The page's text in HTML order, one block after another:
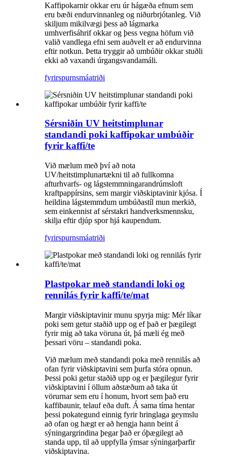
Kaffipokarnir okkar eru úr hágæða efnum sem
eru bæði endurvinnanleg og niðurbrjótanleg. Við
skiljum mikilvægi þess að lágmarka
umhverfisáhrif okkar og þess vegna höfum við
valið vandlega efni sem auðvelt er að endurvinna
eftir notkun. Þetta tryggir að umbúðir okkar stuðli
ekki að vaxandi úrgangsvandamáli.
fyrirspurnsmáatriði
Sérsniðin UV heitstimplunar
standandi poki kaffipokar umbúðir
fyrir kaffi/te
Við mælum með því að nota
UV/heitstimplunartækni til að fullkomna
afturhvarfs- og lágstemmningarandrúmsloft
kraftpappírsins, sem margir viðskiptavinir kjósa. Í
heildina lágstemmdum umbúðastíl mun merkið,
sem einkennist af sérstakri handverksmennsku,
skilja eftir djúp spor hjá kaupendum.
fyrirspurnsmáatriði
Plastpokar með standandi loki og
rennilás fyrir kaffi/te/mat
Margir viðskiptavinir munu spyrja mig: Mér líkar
poki sem getur staðið upp og ef það er þægilegt
fyrir mig að taka vöruna út, þá mæli ég með
þessari vöru – standandi poka.
Við mælum með standandi poka með rennilás að
ofan fyrir viðskiptavini sem þurfa stóra opnun.
Þessi poki getur staðið upp og er þægilegur fyrir
viðskiptavini í öllum aðstæðum að taka út
vörurnar sem eru í honum, hvort sem það eru
kaffibaunir, telauf eða duft. Á sama tíma hentar
þessi pokategund einnig fyrir hringlaga geymslu
að ofan og hægt er að hengja hann beint á
sýningargrindina þegar það er óþægilegt að
standa upp, til að uppfylla ýmsar sýningarþarfir
viðskiptavina.